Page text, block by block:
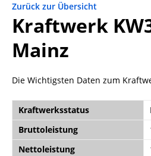
Zurück zur Übersicht
Kraftwerk
Mainz
Die Wichtigsten Daten zum
Kraftwerksstatus
Bruttoleistung
Nettoleistung